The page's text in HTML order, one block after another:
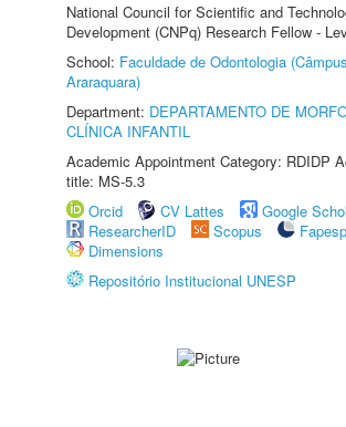
National Council for Scientific and
Development (CNPq) Research Fellow -
School: Faculdade de Odontologia
Araraquara)
Department: DEPARTAMENTO DE
CLÍNICA INFANTIL
Academic Appointment Category: RDIDP
title: MS-5.3
Orcid
CV Lattes
Google
ResearcherID
Scopus
Fapesp
Dimensions
Repositório Institucional UNESP